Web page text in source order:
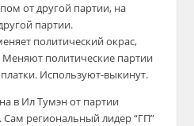
от другой партии, на
партии.
политический окрас,
политические партии
Используют-выкинут.
в Ил Тумэн от партии
региональный лидер “ГП”